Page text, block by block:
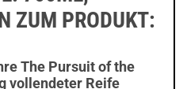
ZUM PRODUKT:
The Pursuit of the
vollendeter Reife